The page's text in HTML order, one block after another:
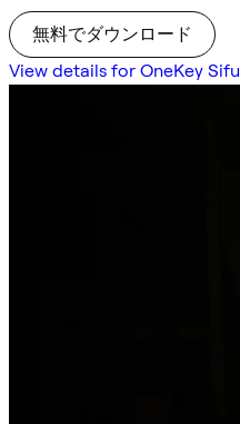
無料でダウンロード
View details for OneKey Sifu